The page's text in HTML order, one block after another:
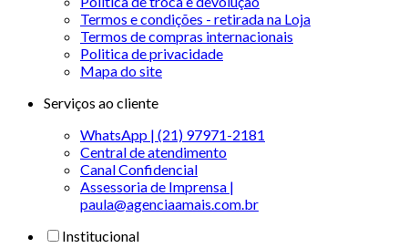
Termos e condições - retirada na Loja
Termos de compras internacionais
Politica de privacidade
Mapa do site
Serviços ao cliente
WhatsApp | (21) 97971-2181
Central de atendimento
Canal Confidencial
Assessoria de Imprensa |
paula@agenciaamais.com.br
Institucional